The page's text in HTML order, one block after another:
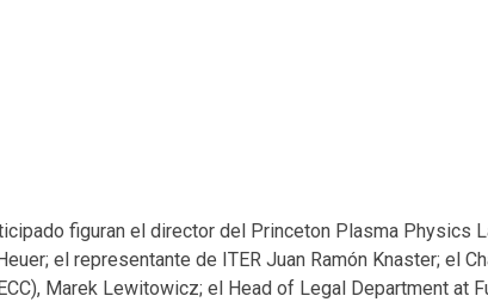
figuran el director del Princeton Plasma Physics
el representante de ITER Juan Ramón Knaster; el
Marek Lewitowicz; el Head of Legal Department at